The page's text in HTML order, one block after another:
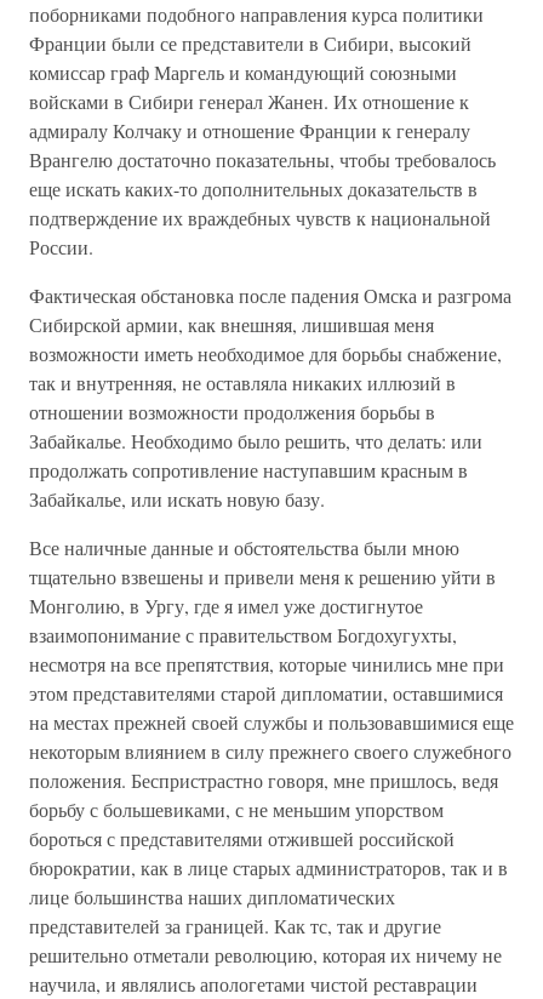
поборниками подобного направления курса политики
Франции были се представители в Сибири, высокий
комиссар граф Маргель и командующий союзными
войсками в Сибири генерал Жанен. Их отношение к
адмиралу Колчаку и отношение Франции к генералу
Врангелю достаточно показательны, чтобы требовалось
еще искать каких-то дополнительных доказательств в
подтверждение их враждебных чувств к национальной
России.
Фактическая обстановка после падения Омска и разгрома
Сибирской армии, как внешняя, лишившая меня
возможности иметь необходимое для борьбы снабжение,
так и внутренняя, не оставляла никаких иллюзий в
отношении возможности продолжения борьбы в
Забайкалье. Необходимо было решить, что делать: или
продолжать сопротивление наступавшим красным в
Забайкалье, или искать новую базу.
Все наличные данные и обстоятельства были мною
тщательно взвешены и привели меня к решению уйти в
Монголию, в Ургу, где я имел уже достигнутое
взаимопонимание с правительством Богдохугухты,
несмотря на все препятствия, которые чинились мне при
этом представителями старой дипломатии, оставшимися
на местах прежней своей службы и пользовавшимися еще
некоторым влиянием в силу прежнего своего служебного
положения. Беспристрастно говоря, мне пришлось, ведя
борьбу с большевиками, с не меньшим упорством
бороться с представителями отжившей российской
бюрократии, как в лице старых администраторов, так и в
лице большинства наших дипломатических
представителей за границей. Как тс, так и другие
решительно отметали революцию, которая их ничему не
научила, и являлись апологетами чистой реставрации